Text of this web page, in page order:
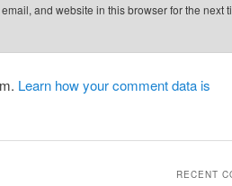
and website in this browser for the next
Learn how your comment data is
RECENT